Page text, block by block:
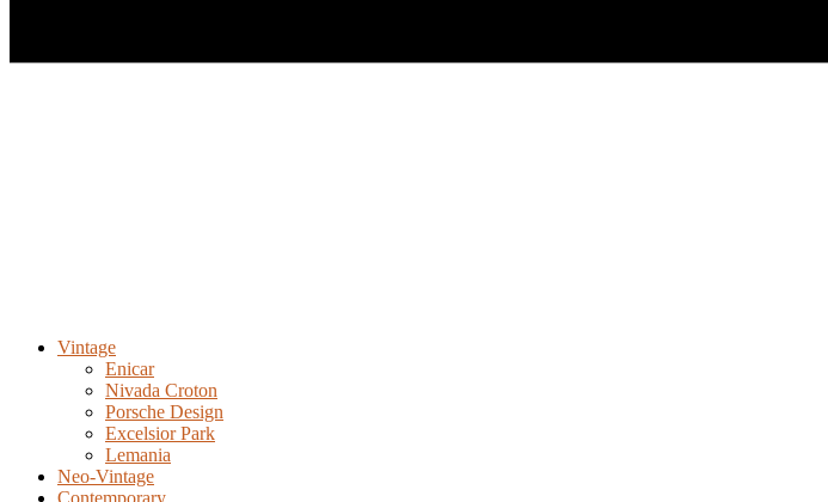
Vintage
Enicar
Nivada Croton
Porsche Design
Excelsior Park
Lemania
Neo-Vintage
Contemporary